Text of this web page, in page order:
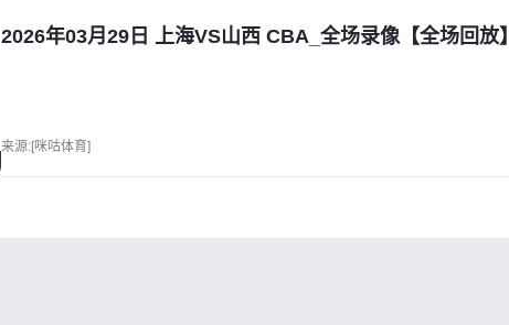
2026年03月29日 上海VS山西 CBA_全场录像【全场回放】
来源:[咪咕体育]